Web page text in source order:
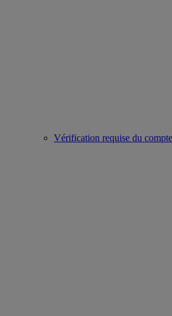
Vérification requise du compte